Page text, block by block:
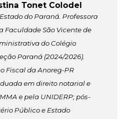
Tonet Colodel
do Paraná. Professora
Faculdade São Vicente de
do Colégio
Paraná (2024/2026).
Fiscal da Anoreg-PR
em direito notarial e
e pela UNIDERP; pós-
Público e Estado